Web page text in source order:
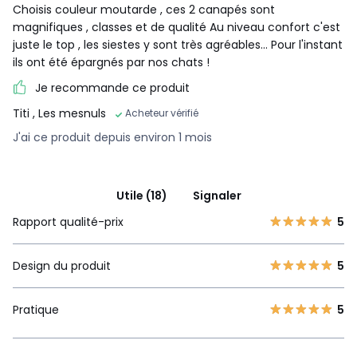
Choisis couleur moutarde , ces 2 canapés sont
magnifiques , classes et de qualité Au niveau confort c'est
juste le top , les siestes y sont très agréables... Pour l'instant
ils ont été épargnés par nos chats !
Je recommande ce produit
Titi , Les mesnuls Acheteur vérifié
J'ai ce produit depuis environ 1 mois
Utile (18)
Signaler
Rapport qualité-prix
5
Design du produit 5
Pratique 5